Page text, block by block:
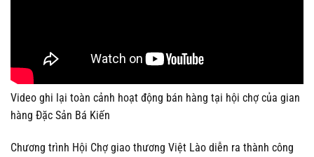
Video ghi lại toàn cảnh hoạt động bán hàng tại hội chợ của gian
hàng Đặc Sản Bá Kiến
Chương trình Hội Chợ giao thương Việt Lào diễn ra thành công